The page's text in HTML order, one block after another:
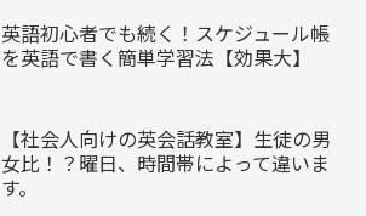
英語初心者でも続く！スケジュール帳
を英語で書く簡単学習法【効果大】
【社会人向けの英会話教室】生徒の男
女比！？曜日、時間帯によって違いま
す。